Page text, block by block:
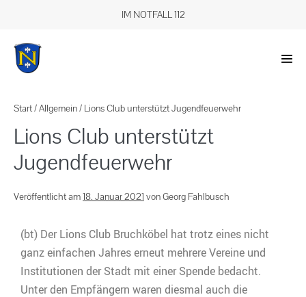
IM NOTFALL 112
Start/Allgemein/ Lions Club unterstützt Jugendfeuerwehr
Lions Club unterstützt
Jugendfeuerwehr
Veröffentlicht am18. Januar 2021 vonGeorg Fahlbusch
(bt) Der Lions Club Bruchköbel hat trotz eines nicht
ganz einfachen Jahres erneut mehrere Vereine und
Institutionen der Stadt mit einer Spende bedacht.
Unter den Empfängern waren diesmal auch die